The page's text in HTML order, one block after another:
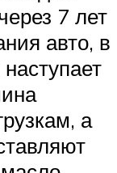
7 лет
авто, в
а